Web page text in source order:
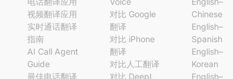
视频翻译应用
实时通话翻译
指南
AI Call Agent
Guide
最佳电话翻译
对比 Google
翻译
对比 iPhone
翻译
对比人工翻译
对比 DeepL
Chinese
English–
Spanish
English–
Korean
English–